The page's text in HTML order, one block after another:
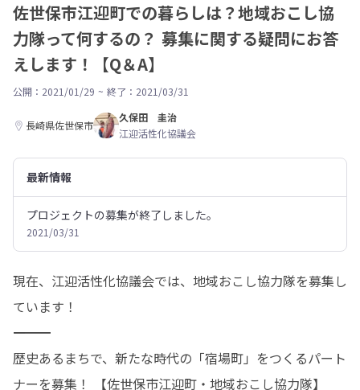
佐世保市江迎町での暮らしは？地域おこし協
力隊って何するの？ 募集に関する疑問にお答
えします！【Q＆A】
公開：2021/01/29 ~ 終了：2021/03/31
長崎県佐世保市
久保田 圭治
江迎活性化協議会
最新情報
プロジェクトの募集が終了しました。
2021/03/31
現在、江迎活性化協議会では、地域おこし協力隊を募集し
ています！
――――――――――――――――――――――
歴史あるまちで、新たな時代の「宿場町」をつくるパート